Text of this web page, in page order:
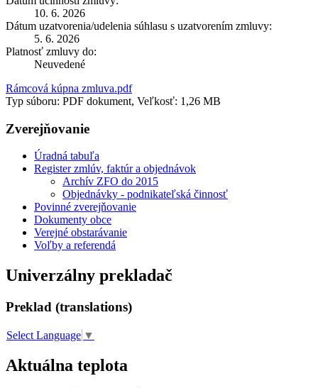
10. 6. 2026
Dátum uzatvorenia/udelenia súhlasu s uzatvorením zmluvy:
5. 6. 2026
Platnosť zmluvy do:
Neuvedené
Rámcová kúpna zmluva.pdf
Typ súboru: PDF dokument, Veľkosť: 1,26 MB
Zverejňovanie
Úradná tabuľa
Register zmlúv, faktúr a objednávok
Archív ZFO do 2015
Objednávky - podnikateľská činnosť
Povinné zverejňovanie
Dokumenty obce
Verejné obstarávanie
Voľby a referendá
Univerzálny prekladač
Preklad (translations)
Select Language ▼
Aktuálna teplota